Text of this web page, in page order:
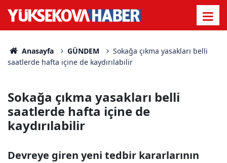
Anasayfa GÜNDEM
Sokağa çıkma yasakları belli
saatlerde hafta içine de kaydırılabilir
Sokağa çıkma yasakları belli
saatlerde hafta içine de
kaydırılabilir
Devreye giren yeni tedbir kararlarının